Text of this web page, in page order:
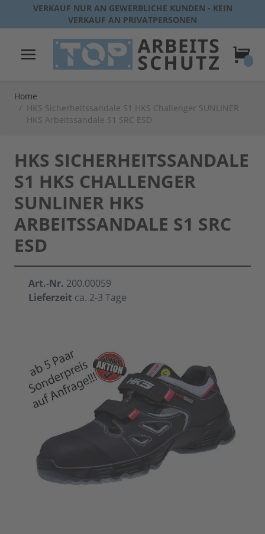
Direkt zum Inhalt
VERKAUF NUR AN GEWERBLICHE KUNDEN - KEIN
VERKAUF AN PRIVATPERSONEN
Home
/ HKS Sicherheitssandale S1 HKS Challenger SUNLINER
HKS Arbeitssandale S1 SRC ESD
HKS SICHERHEITSSANDALE
S1 HKS CHALLENGER
SUNLINER HKS
ARBEITSSANDALE S1 SRC
ESD
Art.-Nr. 200.00059
Lieferzeit ca. 2-3 Tage